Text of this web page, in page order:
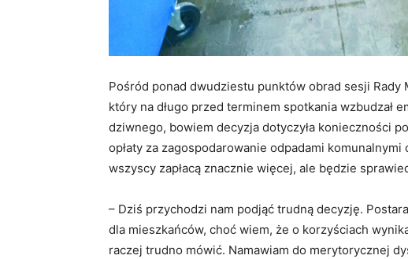
Pośród ponad dwudziestu punktów obrad sesji Rady
który na długo przed terminem spotkania wzbudzał
dziwnego, bowiem decyzja dotyczyła konieczności
opłaty za zagospodarowanie odpadami komunalnymi
wszyscy zapłacą znacznie więcej, ale będzie
– Dziś przychodzi nam podjąć trudną decyzję.
dla mieszkańców, choć wiem, że o korzyściach
raczej trudno mówić. Namawiam do merytorycznej